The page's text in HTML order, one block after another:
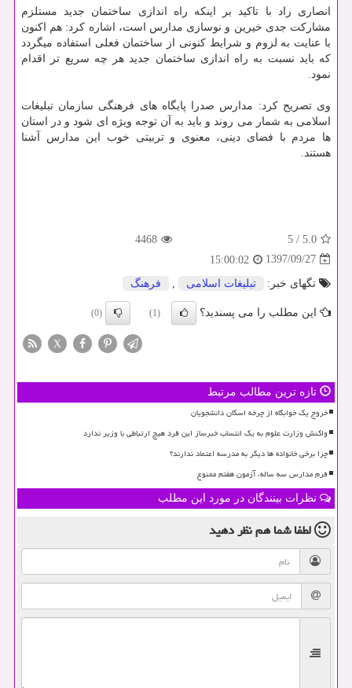
انصاری راد با تاكید بر اینكه راه اندازی ساختمان جدید مستلزم
مشاركت جدی خیرین و نوسازی مدارس است، اشاره كرد: هم اكنون
با عنایت به لزوم و شرایط كنونی از ساختمان فعلی استفاده میگردد
كه باید نسبت به راه اندازی ساختمان جدید هر چه سریع تر اقدام
نمود.
وی تصریح كرد: مدارس صدرا پایگاه های فرهنگی سازمان تبلیغات
اسلامی به شمار می روند و باید به آن توجه ویژه ای شود و در استان
ها مردم با فضای دینی، معنوی و تربیتی خوب این مدارس آشنا
هستند.
5.0
/
5
4468
1397/09/27
15:00:02
تگهای خبر:
تبلیغات اسلامی , فرهنگ
این مطلب را می پسندید؟ (1)
(0)
X
تازه ترین مطالب مرتبط
خروج یک خوابگاه از چرخه اسکان دانشجویان
واکنش وزارت علوم به یک انتساب خبرساز این فرد هیچ ارتباطی با وزیر ندارد
چرا برخی خانواده ها دیگر به مدرسه اعتماد ندارند؟
فرم مدارس سه ساله، آزمون هفتم ممنوع
نظرات بینندگان در مورد این مطلب
لطفا شما همنظر دهید